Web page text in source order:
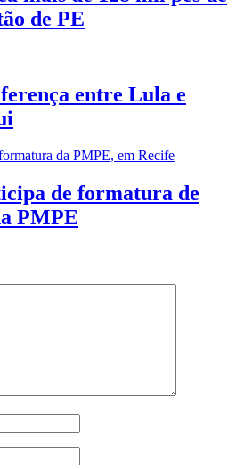
de PE
entre Lula e
de formatura de
PMPE